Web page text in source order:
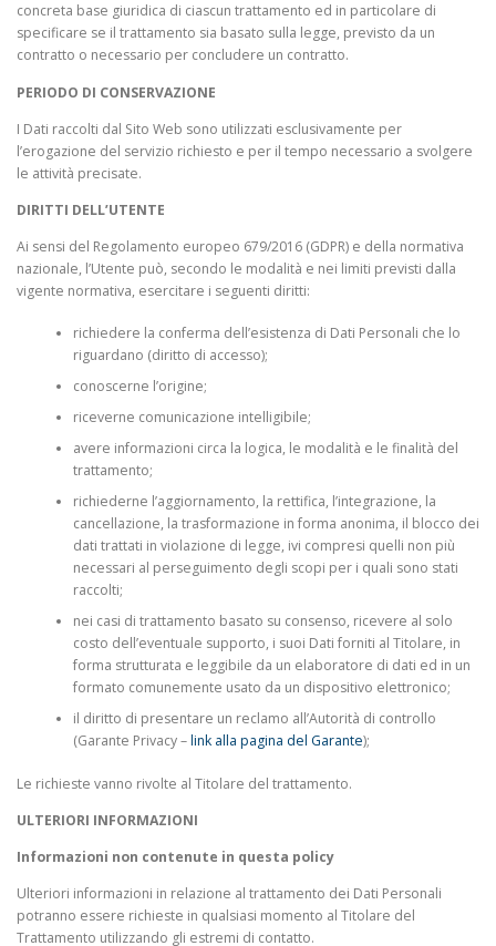
concreta base giuridica di ciascun trattamento ed in particolare di
specificare se il trattamento sia basato sulla legge, previsto da un
contratto o necessario per concludere un contratto.
PERIODO DI CONSERVAZIONE
I Dati raccolti dal Sito Web sono utilizzati esclusivamente per
l’erogazione del servizio richiesto e per il tempo necessario a svolgere
le attività precisate.
DIRITTI DELL’UTENTE
Ai sensi del Regolamento europeo 679/2016 (GDPR) e della normativa
nazionale, l’Utente può, secondo le modalità e nei limiti previsti dalla
vigente normativa, esercitare i seguenti diritti:
richiedere la conferma dell’esistenza di Dati Personali che lo
riguardano (diritto di accesso);
conoscerne l’origine;
riceverne comunicazione intelligibile;
avere informazioni circa la logica, le modalità e le finalità del
trattamento;
richiederne l’aggiornamento, la rettifica, l’integrazione, la
cancellazione, la trasformazione in forma anonima, il blocco dei
dati trattati in violazione di legge, ivi compresi quelli non più
necessari al perseguimento degli scopi per i quali sono stati
raccolti;
nei casi di trattamento basato su consenso, ricevere al solo
costo dell’eventuale supporto, i suoi Dati forniti al Titolare, in
forma strutturata e leggibile da un elaboratore di dati ed in un
formato comunemente usato da un dispositivo elettronico;
il diritto di presentare un reclamo all’Autorità di controllo
(Garante Privacy –link alla pagina del Garante);
Le richieste vanno rivolte al Titolare del trattamento.
ULTERIORI INFORMAZIONI
Informazioni non contenute in questa policy
Ulteriori informazioni in relazione al trattamento dei Dati Personali
potranno essere richieste in qualsiasi momento al Titolare del
Trattamento utilizzando gli estremi di contatto.